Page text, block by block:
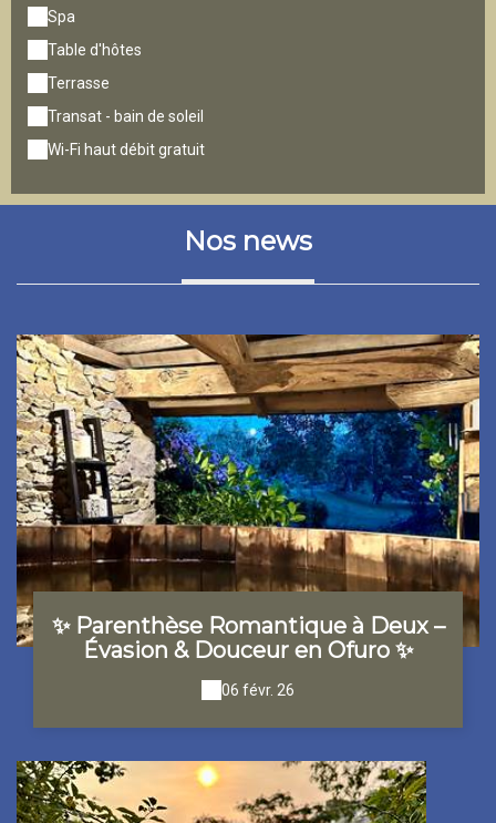
Spa
Table d'hôtes
Terrasse
Transat - bain de soleil
Wi-Fi haut débit gratuit
Nos news
✨ Parenthèse Romantique à Deux –
Évasion & Douceur en Ofuro ✨
06 févr. 26